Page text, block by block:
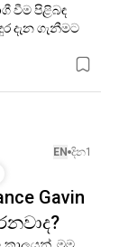
වීම පිළිබඳ
දැන ගැනීමට
EN දින1
Gavin